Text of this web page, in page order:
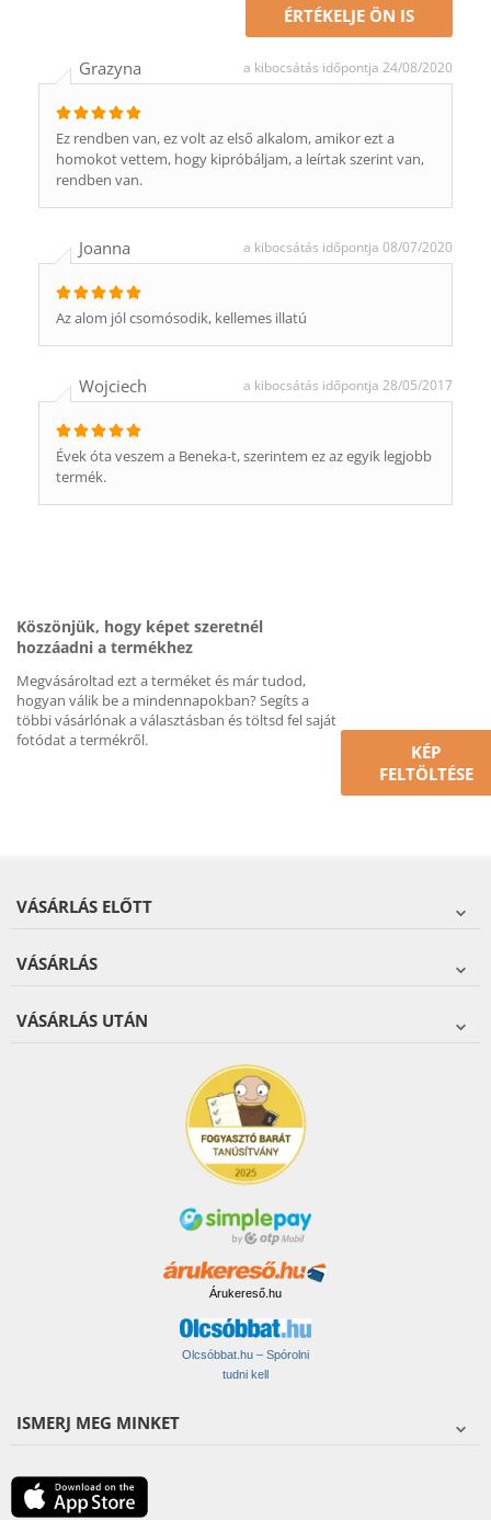
ÉRTÉKELJE ÖN IS
Grazyna a kibocsátás időpontja 24/08/2020
Ez rendben van, ez volt az első alkalom, amikor ezt a
homokot vettem, hogy kipróbáljam, a leírtak szerint van,
rendben van.
Joanna a kibocsátás időpontja 08/07/2020
Az alom jól csomósodik, kellemes illatú
Wojciech a kibocsátás időpontja 28/05/2017
Évek óta veszem a Beneka-t, szerintem ez az egyik legjobb
termék.
Köszönjük, hogy képet szeretnél
hozzáadni a termékhez
Megvásároltad ezt a terméket és már tudod,
hogyan válik be a mindennapokban? Segíts a
többi vásárlónak a választásban és töltsd fel saját
fotódat a termékről.
KÉP
FELTÖLTÉSE
VÁSÁRLÁS ELŐTT
VÁSÁRLÁS
VÁSÁRLÁS UTÁN
Árukereső.hu
Olcsóbbat.hu – Spórolni
tudni kell
ISMERJ MEG MINKET